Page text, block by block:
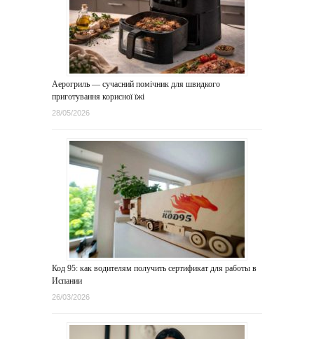
Аерогриль — сучасний помічник для швидкого
приготування корисної їжі
28/05/2026
Код 95: как водителям получить сертификат для работы в
Испании
26/03/2026